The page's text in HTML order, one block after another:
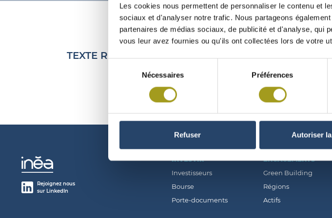
Les cookies nous permettent de personnaliser le contenu et
sociaux et d'analyser notre trafic. Nous partageons
partenaires de médias sociaux, de publicité et d'analyse, qui
vous leur avez fournies ou qu'ils ont collectées lors de votre
consentement
Nécessaires Préférences
Refuser Autoriser
TEXTE RÉSOLUTIONS ASSEMBLÉE GÉNÉRALE
Rejoignez nous
sur LinkedIn
INVESTIR
Investisseurs
Bourse
Porte-documents
ENGAGEMENTS
Green Building
Régions
Actifs